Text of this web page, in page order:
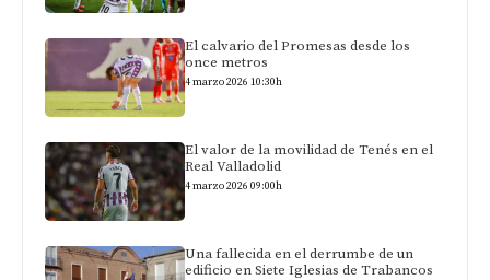
El calvario del Promesas desde los
once metros
4 marzo 2026 10:30h
El valor de la movilidad de Tenés en el
Real Valladolid
4 marzo 2026 09:00h
Una fallecida en el derrumbe de un
edificio en Siete Iglesias de Trabancos